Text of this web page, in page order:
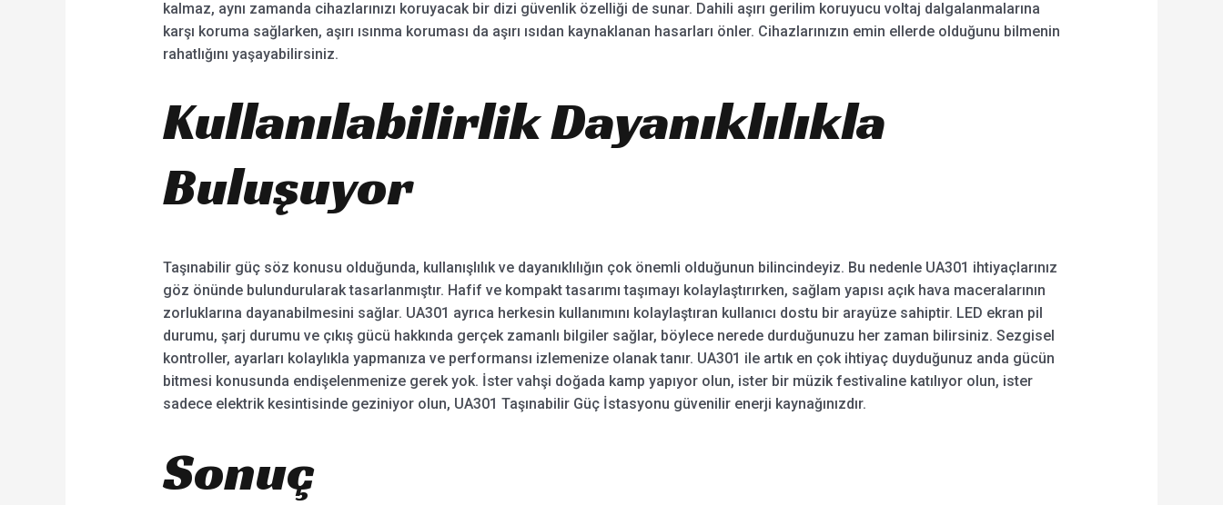
kalmaz, aynı zamanda cihazlarınızı koruyacak bir dizi güvenlik özelliği de sunar. Dahili aşırı gerilim koruyucu voltaj dalgalanmalarına
karşı koruma sağlarken, aşırı ısınma koruması da aşırı ısıdan kaynaklanan hasarları önler. Cihazlarınızın emin ellerde olduğunu bilmenin
rahatlığını yaşayabilirsiniz.
Kullanılabilirlik Dayanıklılıkla
Buluşuyor
Taşınabilir güç söz konusu olduğunda, kullanışlılık ve dayanıklılığın çok önemli olduğunun bilincindeyiz. Bu nedenle UA301 ihtiyaçlarınız
göz önünde bulundurularak tasarlanmıştır. Hafif ve kompakt tasarımı taşımayı kolaylaştırırken, sağlam yapısı açık hava maceralarının
zorluklarına dayanabilmesini sağlar. UA301 ayrıca herkesin kullanımını kolaylaştıran kullanıcı dostu bir arayüze sahiptir. LED ekran pil
durumu, şarj durumu ve çıkış gücü hakkında gerçek zamanlı bilgiler sağlar, böylece nerede durduğunuzu her zaman bilirsiniz. Sezgisel
kontroller, ayarları kolaylıkla yapmanıza ve performansı izlemenize olanak tanır. UA301 ile artık en çok ihtiyaç duyduğunuz anda gücün
bitmesi konusunda endişelenmenize gerek yok. İster vahşi doğada kamp yapıyor olun, ister bir müzik festivaline katılıyor olun, ister
sadece elektrik kesintisinde geziniyor olun, UA301 Taşınabilir Güç İstasyonu güvenilir enerji kaynağınızdır.
Sonuç